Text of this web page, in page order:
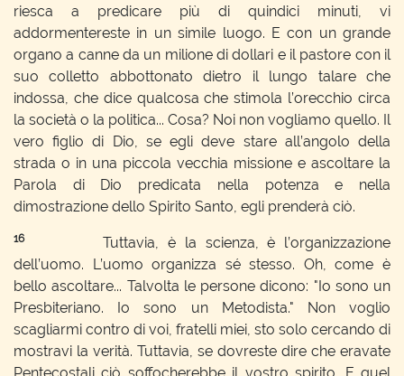
riesca a predicare più di quindici minuti, vi
addormentereste in un simile luogo. E con un grande
organo a canne da un milione di dollari e il pastore con il
suo colletto abbottonato dietro il lungo talare che
indossa, che dice qualcosa che stimola l’orecchio circa
la società o la politica... Cosa? Noi non vogliamo quello. Il
vero figlio di Dio, se egli deve stare all’angolo della
strada o in una piccola vecchia missione e ascoltare la
Parola di Dio predicata nella potenza e nella
dimostrazione dello Spirito Santo, egli prenderà ciò.
16Tuttavia, è la scienza, è l’organizzazione
dell’uomo. L’uomo organizza sé stesso. Oh, come è
bello ascoltare... Talvolta le persone dicono: "Io sono un
Presbiteriano. Io sono un Metodista." Non voglio
scagliarmi contro di voi, fratelli miei, sto solo cercando di
mostravi la verità. Tuttavia, se dovreste dire che eravate